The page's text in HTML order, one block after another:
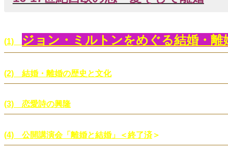
(1) ジョン ・ミルトンをめぐる結婚・離
(2) 結婚・離婚の歴史と文化
(3) 恋愛詩の興隆
(4) 公開講演会「離婚と結婚」＜終了済＞